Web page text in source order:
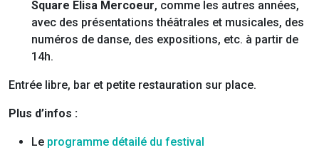
Square Elisa Mercoeur, comme les autres années,
avec des présentations théâtrales et musicales, des
numéros de danse, des expositions, etc. à partir de
14h.
Entrée libre, bar et petite restauration sur place.
Plus d’infos :
Le programme détailé du festival